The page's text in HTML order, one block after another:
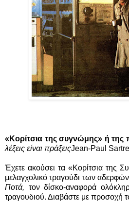
«Κορίτσια της συγνώμης» ή της
λέξεις είναι πράξειςJean-Paul Sartre
Έχετε ακούσει τα «Κορίτσια της
μελαγχολικό τραγούδι των
Ποτά, τον δίσκο-αναφορά
τραγουδιού. Διαβάστε με προσοχή